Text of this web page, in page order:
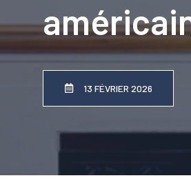
13 FÉVRIER 2026